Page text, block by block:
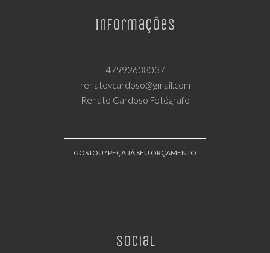
Informações
47992638037
renatovcardoso@gmail.com
Renato Cardoso Fotógrafo
GOSTOU? PEÇA JÁ SEU ORÇAMENTO
Social